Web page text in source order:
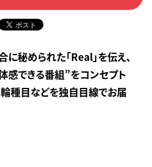
秘められた「Real」を伝え、
感できる番組”をコンセプト
輪種目などを独自目線でお届